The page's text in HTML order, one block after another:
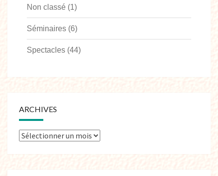
Non classé (1)
Séminaires (6)
Spectacles (44)
ARCHIVES